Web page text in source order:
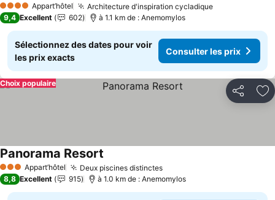
4 Étoiles Appart’hôtel Architecture d'inspiration cycladiqueConsulter
9,4 Excellent 602 à 1.1 km de : Anemomylos
Sélectionnez des dates pour voir
les prix exacts
Consulter les prix
Partager
Choix populaire
3 ÉtoilesAppart’hôtel Deux piscines distinctesConsulter les prix
Panorama Resort
8,8 Excellent 915 à 1.0 km de : Anemomylos